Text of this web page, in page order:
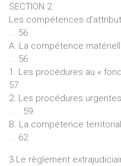
SECTION 2
Les compétences
. . 56
A. La compétence
. . 56
1. Les procédures au « fond
57
2. Les procédures urgentes
. . . 59
B. La compétence
. . 62
3 Le règlement